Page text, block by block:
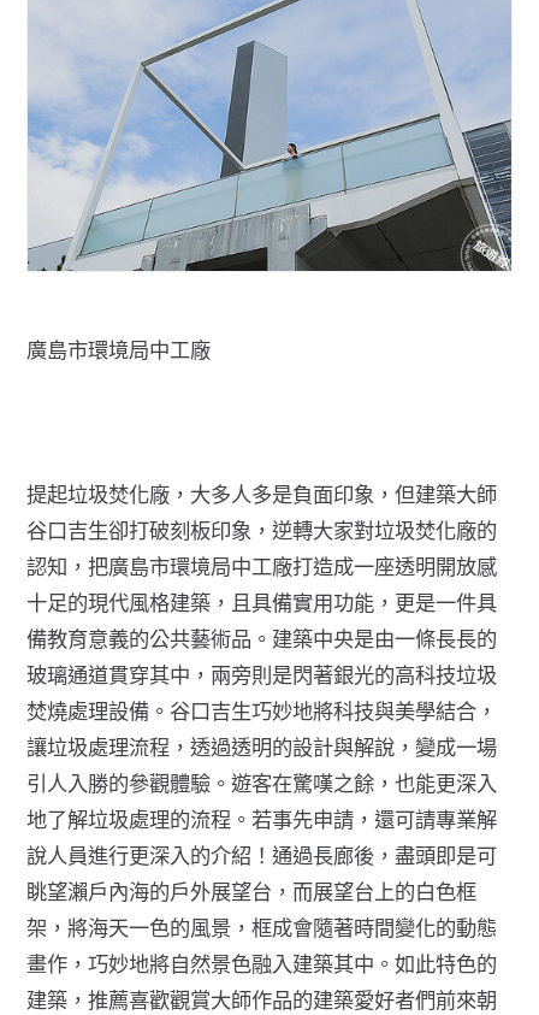
廣島市環境局中工廠
提起垃圾焚化廠，大多人多是負面印象，但建築大師
谷口吉生卻打破刻板印象，逆轉大家對垃圾焚化廠的
認知，把廣島市環境局中工廠打造成一座透明開放感
十足的現代風格建築，且具備實用功能，更是一件具
備教育意義的公共藝術品。建築中央是由一條長長的
玻璃通道貫穿其中，兩旁則是閃著銀光的高科技垃圾
焚燒處理設備。谷口吉生巧妙地將科技與美學結合，
讓垃圾處理流程，透過透明的設計與解說，變成一場
引人入勝的參觀體驗。遊客在驚嘆之餘，也能更深入
地了解垃圾處理的流程。若事先申請，還可請專業解
說人員進行更深入的介紹！通過長廊後，盡頭即是可
眺望瀨戶內海的戶外展望台，而展望台上的白色框
架，將海天一色的風景，框成會隨著時間變化的動態
畫作，巧妙地將自然景色融入建築其中。如此特色的
建築，推薦喜歡觀賞大師作品的建築愛好者們前來朝